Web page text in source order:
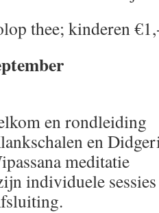
thee; kinderen
en rondleiding
en
meditatie
individuele